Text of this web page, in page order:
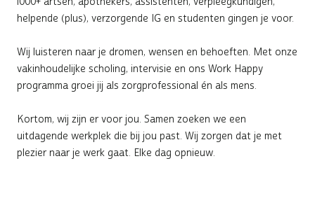
helpende (plus), verzorgende IG en studenten gingen je voor.
Wij luisteren naar je dromen, wensen en behoeften. Met onze
vakinhoudelijke scholing, intervisie en ons Work Happy
programma groei jij als zorgprofessional én als mens.
Kortom, wij zijn er voor jou. Samen zoeken we een
uitdagende werkplek die bij jou past. Wij zorgen dat je met
plezier naar je werk gaat. Elke dag opnieuw.